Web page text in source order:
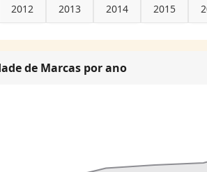
2012 2013 2014 2015
de Marcas por ano